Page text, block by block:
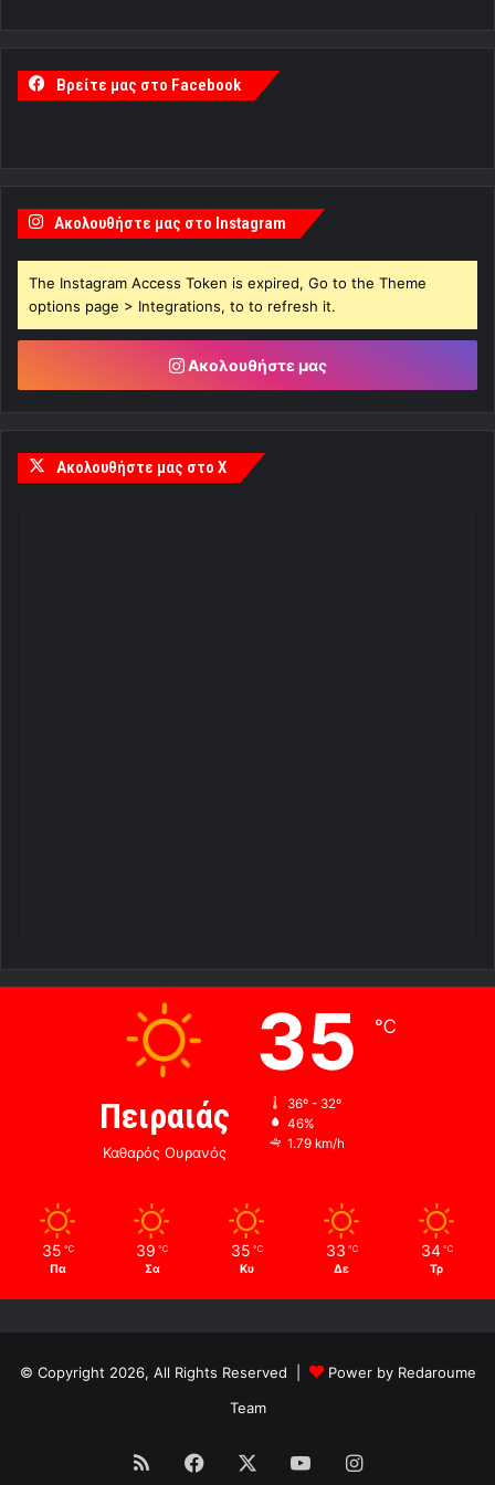
Βρείτε μας στο Facebook
Ακολουθήστε μας στο Instagram
The Instagram Access Token is expired, Go to the Theme
options page > Integrations, to to refresh it.
Ακολουθήστε μας
Ακολουθήστε μας στο X
Πειραιάς
Καθαρός Ουρανός
35 ℃
36º - 32º
46%
1.79 km/h
35 ℃
Πα
39 ℃
Σα
35 ℃
Κυ
33 ℃
Δε
34 ℃
Τρ
© Copyright 2026, All Rights Reserved |
Power by Redaroume
Team
RSS Facebook YouTubeInstagram